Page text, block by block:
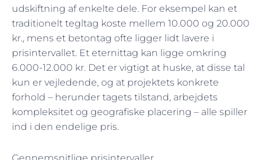
udskiftning af enkelte dele. For eksempel kan et
traditionelt tegltag koste mellem 10.000 og 20.000
kr., mens et betontag ofte ligger lidt lavere i
prisintervallet. Et eternittag kan ligge omkring
6.000-12.000 kr. Det er vigtigt at huske, at disse tal
kun er vejledende, og at projektets konkrete
forhold – herunder tagets tilstand, arbejdets
kompleksitet og geografiske placering – alle spiller
ind i den endelige pris.
Gennemsnitlige prisintervaller